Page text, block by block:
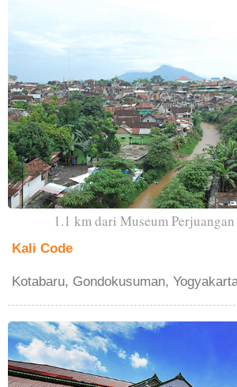
1.1 km dari Museum
Kali Code
Kotabaru, Gondokusuman,